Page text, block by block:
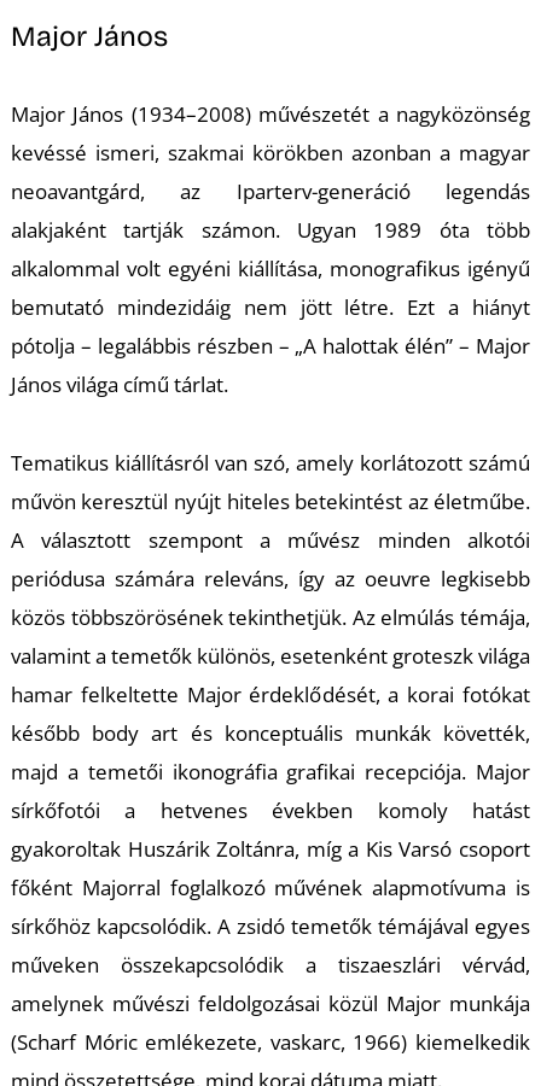
Major János
Major János (1934–2008) művészetét a nagyközönség
kevéssé ismeri, szakmai körökben azonban a magyar
neoavantgárd, az Iparterv-generáció legendás
alakjaként tartják számon. Ugyan 1989 óta több
alkalommal volt egyéni kiállítása, monografikus igényű
bemutató mindezidáig nem jött létre. Ezt a hiányt
pótolja – legalábbis részben – „A halottak élén” – Major
János világa című tárlat.
Tematikus kiállításról van szó, amely korlátozott számú
művön keresztül nyújt hiteles betekintést az életműbe.
A választott szempont a művész minden alkotói
periódusa számára releváns, így az oeuvre legkisebb
közös többszörösének tekinthetjük. Az elmúlás témája,
valamint a temetők különös, esetenként groteszk világa
hamar felkeltette Major érdeklődését, a korai fotókat
később body art és konceptuális munkák követték,
majd a temetői ikonográfia grafikai recepciója. Major
sírkőfotói a hetvenes években komoly hatást
gyakoroltak Huszárik Zoltánra, míg a Kis Varsó csoport
főként Majorral foglalkozó művének alapmotívuma is
sírkőhöz kapcsolódik. A zsidó temetők témájával egyes
műveken összekapcsolódik a tiszaeszlári vérvád,
amelynek művészi feldolgozásai közül Major munkája
(Scharf Móric emlékezete, vaskarc, 1966) kiemelkedik
mind összetettsége, mind korai dátuma miatt.